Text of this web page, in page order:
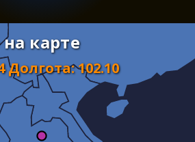
карте
Долгота:102.10